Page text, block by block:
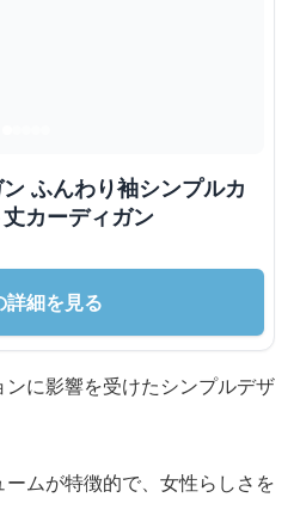
ふんわり袖シンプルカ
カーディガン
詳細を見る
に影響を受けたシンプルデザ
ムが特徴的で、女性らしさを